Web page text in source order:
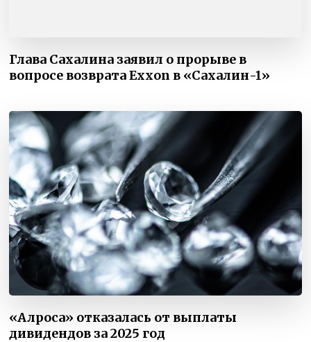
Глава Сахалина заявил о прорыве в
вопросе возврата Exxon в «Сахалин-1»
«Алроса» отказалась от выплаты
дивидендов за 2025 год